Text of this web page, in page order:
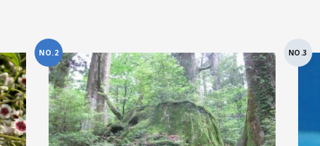
NO.2 NO.3